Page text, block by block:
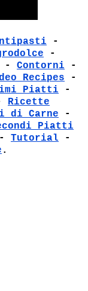
-
-
- Contorni -
Recipes -
Piatti -
Ricette
di Carne -
Piatti
Tutorial -
.